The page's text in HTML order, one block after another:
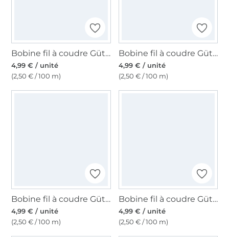
Bobine fil à coudre Gütermann 200m polyester, (269) vert olive
4,99 € / unité
(2,50 € / 100 m)
Bobine fil à coudre Gütermann 200m polyester, (473) vieux rose
4,99 € / unité
(2,50 € / 100 m)
Bobine fil à coudre Gütermann 200m polyester, (186) beige
4,99 € / unité
(2,50 € / 100 m)
Bobine fil à coudre Gütermann 200m polyester, (912) violet
4,99 € / unité
(2,50 € / 100 m)